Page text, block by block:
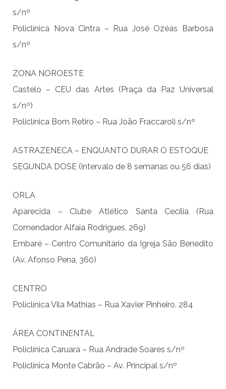
s/nº
Policlínica Nova Cintra – Rua José Ozéas Barbosa
s/nº
ZONA NOROESTE
Castelo – CEU das Artes (Praça da Paz Universal
s/nº)
Policlínica Bom Retiro – Rua João Fraccaroli s/nº
ASTRAZENECA – ENQUANTO DURAR O ESTOQUE
SEGUNDA DOSE (intervalo de 8 semanas ou 56 dias)
ORLA
Aparecida – Clube Atlético Santa Cecília (Rua
Comendador Alfaia Rodrigues, 269)
Embaré – Centro Comunitário da Igreja São Benedito
(Av. Afonso Pena, 360)
CENTRO
Policlínica Vila Mathias – Rua Xavier Pinheiro, 284
ÁREA CONTINENTAL
Policlínica Caruara – Rua Andrade Soares s/nº
Policlínica Monte Cabrão – Av. Principal s/nº